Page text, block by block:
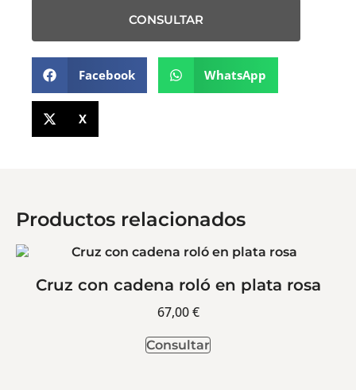
CONSULTAR
Facebook WhatsApp
X
Productos relacionados
Cruz con cadena roló en plata rosa
67,00€
Consultar